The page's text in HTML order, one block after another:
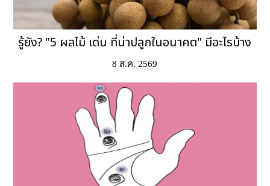
รู้ยัง? "5 ผลไม้ เด่น ที่น่าปลูกในอนาคต" มีอะไรบ้าง
8 ส.ค. 2569